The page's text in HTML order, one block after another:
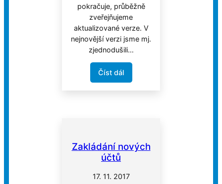
pokračuje, průběžně
zveřejňujeme
aktualizované verze. V
nejnovější verzi jsme mj.
zjednodušili…
Číst dál
Zakládání nových
účtů
17. 11. 2017